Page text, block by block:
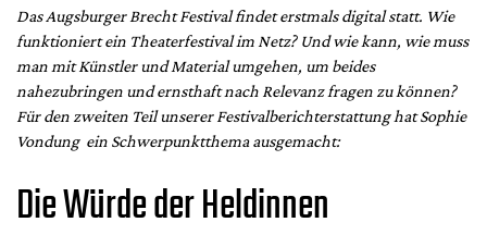
DdB-map
Kalender
Premierensuche
Festival-Planer
Hefte
Alle Hefte
Das Augsburger Brecht Festival findet erstmals digital statt. Wie
funktioniert ein Theaterfestival im Netz? Und wie kann, wie muss
man mit Künstler und Material umgehen, um beides
nahezubringen und ernsthaft nach Relevanz fragen zu können?
Für den zweiten Teil unserer Festivalberichterstattung hat Sophie
Vondung ein Schwerpunktthema ausgemacht:
Die Würde der Heldinnen